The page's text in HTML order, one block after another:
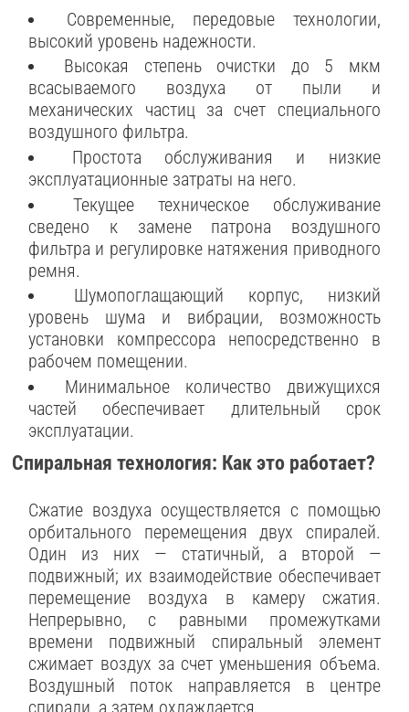
Современные, передовые технологии,
высокий уровень надежности.
Высокая степень очистки до 5 мкм
всасываемого воздуха от пыли и
механических частиц за счет специального
воздушного фильтра.
Простота обслуживания и низкие
эксплуатационные затраты на него.
Текущее техническое обслуживание
сведено к замене патрона воздушного
фильтра и регулировке натяжения приводного
ремня.
Шумопоглащающий корпус, низкий
уровень шума и вибрации, возможность
установки компрессора непосредственно в
рабочем помещении.
Минимальное количество движущихся
частей обеспечивает длительный срок
эксплуатации.
Спиральная технология: Как это работает?
Сжатие воздуха осуществляется с помощью
орбитального перемещения двух спиралей.
Один из них — статичный, а второй —
подвижный; их взаимодействие обеспечивает
перемещение воздуха в камеру сжатия.
Непрерывно, с равными промежутками
времени подвижный спиральный элемент
сжимает воздух за счет уменьшения объема.
Воздушный поток направляется в центре